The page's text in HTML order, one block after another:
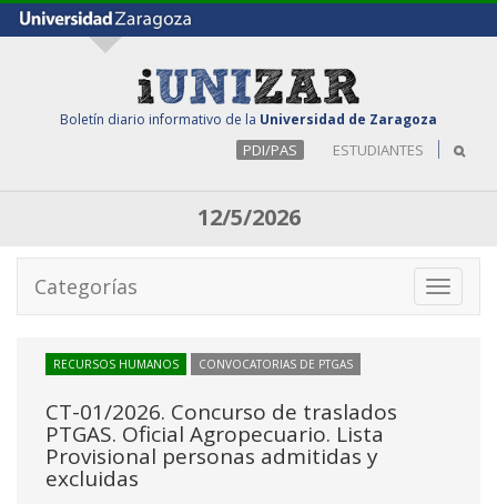
Boletín diario informativo de la Universidad de Zaragoza
PDI/PAS ESTUDIANTES
12/5/2026
Toggle
Categorías
RECURSOS HUMANOS CONVOCATORIAS DE PTGAS
CT-01/2026. Concurso de traslados
PTGAS. Oficial Agropecuario. Lista
Provisional personas admitidas y
excluidas